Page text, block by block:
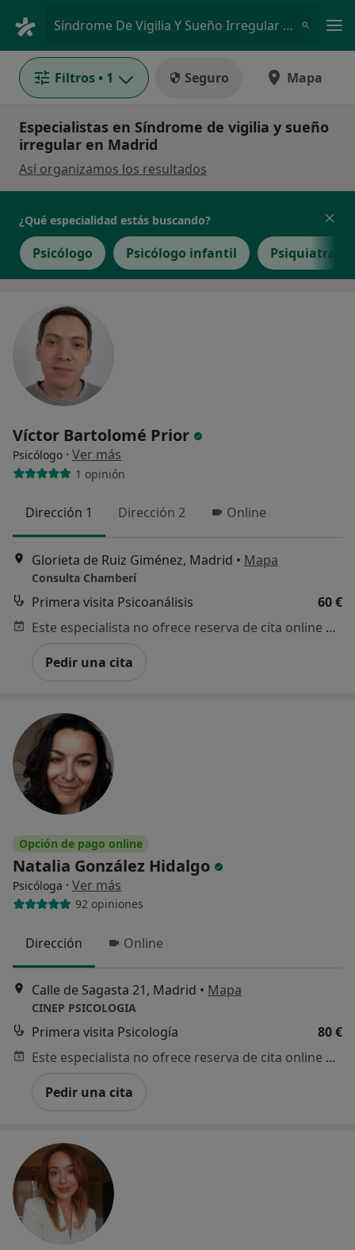
Síndrome De Vigilia Y Sueño Irregular • Madrid, Madrid
Filtros • 1 Seguro Mapa
Especialistas en Síndrome de vigilia y sueño
irregular en Madrid
Así organizamos los resultados
¿Qué especialidad estás buscando?
Psicólogo Psicólogo infantil Psiquiatra
Víctor Bartolomé Prior
Psicólogo · Ver más
1 opinión
Dirección 1 Dirección 2 Online
Glorieta de Ruiz Giménez, Madrid • Mapa
Consulta Chamberí
Primera visita Psicoanálisis
60 €
Este especialista no ofrece reserva de cita online en esta dirección.
Pedir una cita
Opción de pago online
Natalia González Hidalgo
Psicóloga · Ver más
92 opiniones
Dirección Online
Calle de Sagasta 21, Madrid • Mapa
CINEP PSICOLOGIA
Primera visita Psicología
80 €
Este especialista no ofrece reserva de cita online en esta dirección.
Pedir una cita